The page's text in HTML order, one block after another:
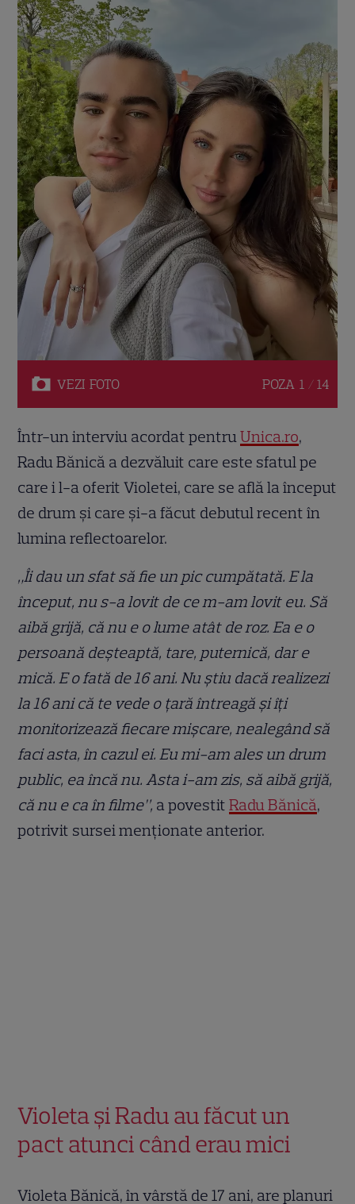
VEZI FOTO POZA 1 / 14
Într-un interviu acordat pentruUnica.ro,
Radu Bănică a dezvăluit care este sfatul pe
care i l-a oferit Violetei, care se află la început
de drum și care și-a făcut debutul recent în
lumina reflectoarelor.
„Îi dau un sfat să fie un pic cumpătată. E la
început, nu s-a lovit de ce m-am lovit eu. Să
aibă grijă, că nu e o lume atât de roz. Ea e o
persoană deșteaptă, tare, puternică, dar e
mică. E o fată de 16 ani. Nu știu dacă realizezi
la 16 ani că te vede o țară întreagă și îți
monitorizează fiecare mișcare, nealegând să
faci asta, în cazul ei. Eu mi-am ales un drum
public, ea încă nu. Asta i-am zis, să aibă grijă,
că nu e ca în filme”, a povestitRadu Bănică,
potrivit sursei menționate anterior.
Violeta și Radu au făcut un
pact atunci când erau mici
Violeta Bănică, în vârstă de 17 ani, are planuri